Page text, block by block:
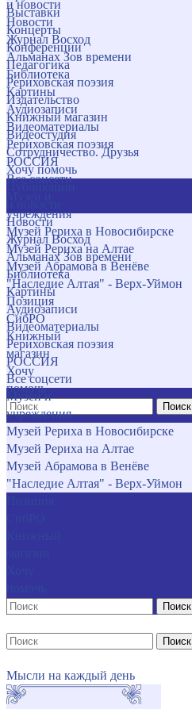
и новости
Новости
Журнал Восход
Альманах Зов времени
Библиотека
Картины
Аудиозаписи
Видеоматериалы
Рериховская поэзия
РОССИЯ
Все соцсети
учреждения
Музей Рериха в Новосибирске
Музей Рериха на Алтае
Музей Абрамова в Венёве
"Наследие Алтая" - Верх-Уймон
Позиция
СибРО
Книжный
магазин
Хочу
помочь
Поиск
Выставки
Концерты
Конференции
Педагогика
Рериховская поэзия
Издательство
Книжный магазин
Видеостудия
Сотрудничество. Друзья
Хочу помочь
Новости
Журнал Восход
Альманах Зов времени
Библиотека
Картины
Аудиозаписи
Видеоматериалы
Рериховская поэзия
РОССИЯ
Все соцсети
Музеи и
учреждения
Музей Рериха в Новосибирске
Музей Рериха на Алтае
Музей Абрамова в Венёве
"Наследие Алтая" - Верх-Уймон
Поиск
Поиск
Мысли на каждый день